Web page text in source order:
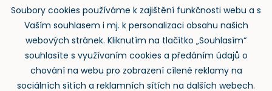
Zpětný odběr
Soubory cookies používáme k zajištění funkčnosti webu a s
Vaším souhlasem i mj. k personalizaci obsahu našich
webových stránek. Kliknutím na tlačítko „Souhlasím“
souhlasíte s využívaním cookies a předáním údajů o
chování na webu pro zobrazení cílené reklamy na
sociálních sítích a reklamních sítích na dalších webech.